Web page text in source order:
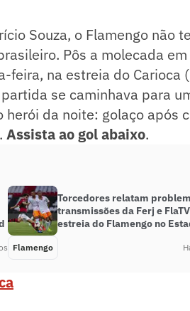
Souza, o Flamengo não
Pôs a molecada
feira, na estreia do Carioca
se caminhava para
herói da noite: golaço após
Assista ao gol abaixo.
Torcedores relatam
transmissões da Ferj e
estreia do Flamengo no
Flamengo